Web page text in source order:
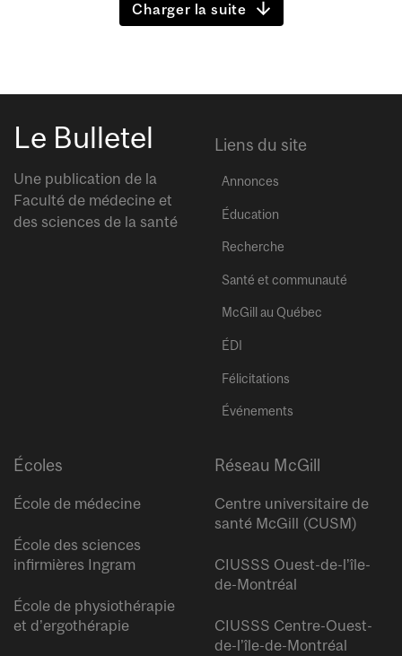
Charger la suite
Le Bulletel
Une publication de la
Faculté de médecine et
des sciences de la santé
Liens du site
Annonces
Éducation
Recherche
Santé et communauté
McGill au Québec
ÉDI
Félicitations
Événements
Écoles
École de médecine
École des sciences
infirmières Ingram
École de physiothérapie
et d’ergothérapie
Réseau McGill
Centre universitaire de
santé McGill (CUSM)
CIUSSS Ouest-de-l’île-
de-Montréal
CIUSSS Centre-Ouest-
de-l’île-de-Montréal